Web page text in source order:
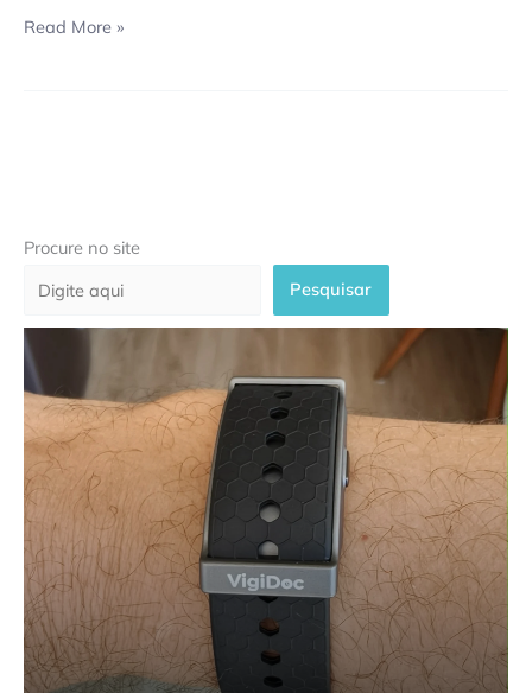
Read More »
Procure no site
Pesquisar
Plataforma VigiDoc garante